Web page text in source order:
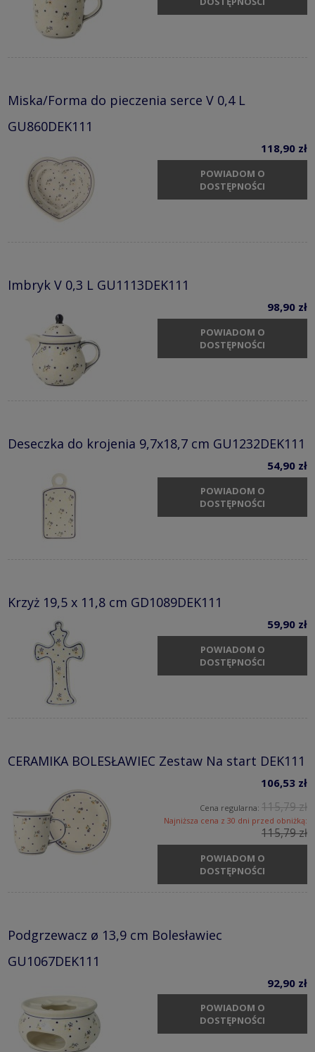
Miska/Forma do pieczenia serce V 0,4 L
GU860DEK111
118,90 zł
POWIADOM O
DOSTĘPNOŚCI
Imbryk V 0,3 L GU1113DEK111
98,90 zł
POWIADOM O
DOSTĘPNOŚCI
Deseczka do krojenia 9,7x18,7 cm GU1232DEK111
54,90 zł
POWIADOM O
DOSTĘPNOŚCI
Krzyż 19,5 x 11,8 cm GD1089DEK111
59,90 zł
POWIADOM O
DOSTĘPNOŚCI
CERAMIKA BOLESŁAWIEC Zestaw Na start DEK111
106,53 zł
Cena regularna: 115,79 zł
Najniższa cena z 30 dni przed obniżką:
115,79 zł
POWIADOM O
DOSTĘPNOŚCI
Podgrzewacz ø 13,9 cm Bolesławiec
GU1067DEK111
92,90 zł
POWIADOM O
DOSTĘPNOŚCI